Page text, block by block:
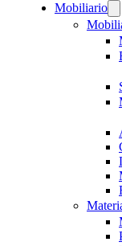
Mobiliario